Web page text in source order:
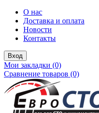
О нас
Доставка и оплата
Новости
Контакты
Вход
Мои закладки (0)
Сравнение товаров (0)